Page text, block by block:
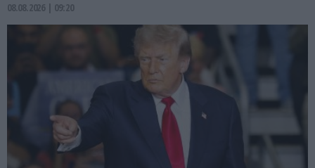
08.08.2026 | 09:20